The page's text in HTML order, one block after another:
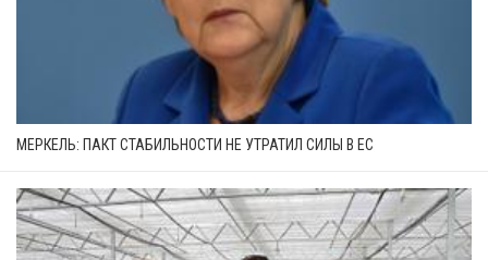
МЕРКЕЛЬ: ПАКТ СТАБИЛЬНОСТИ НЕ УТРАТИЛ СИЛЫ В ЕС